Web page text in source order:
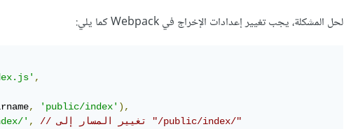
لحل المشكلة، يجب تغيير إعدادات الإخراج في Webpack كما يلي:
,
, 'public/index' ),
' ,
// تغيير المسار إلى "/public/index/"